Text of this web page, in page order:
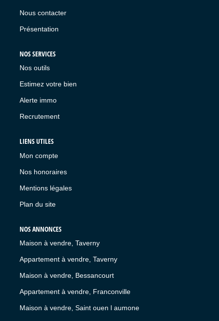
Nous contacter
Présentation
NOS SERVICES
Nos outils
Estimez votre bien
Alerte immo
Recrutement
LIENS UTILES
Mon compte
Nos honoraires
Mentions légales
Plan du site
NOS ANNONCES
Maison à vendre, Taverny
Appartement à vendre, Taverny
Maison à vendre, Bessancourt
Appartement à vendre, Franconville
Maison à vendre, Saint ouen l aumone